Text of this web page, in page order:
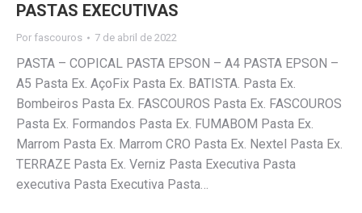
PASTAS EXECUTIVAS
Por fascouros 7 de abril de 2022
PASTA – COPICAL PASTA EPSON – A4 PASTA EPSON –
A5 Pasta Ex. AçoFix Pasta Ex. BATISTA. Pasta Ex.
Bombeiros Pasta Ex. FASCOUROS Pasta Ex. FASCOUROS
Pasta Ex. Formandos Pasta Ex. FUMABOM Pasta Ex.
Marrom Pasta Ex. Marrom CRO Pasta Ex. Nextel Pasta Ex.
TERRAZE Pasta Ex. Verniz Pasta Executiva Pasta
executiva Pasta Executiva Pasta…